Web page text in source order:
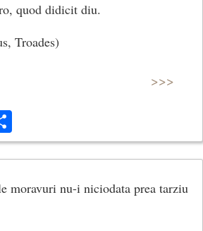
quod didicit diu.
Troades)
>>>
moravuri nu-i niciodata prea tarziu